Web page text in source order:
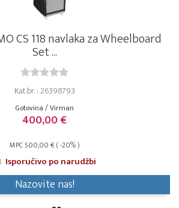
CS 118 navlaka za Wheelboard
Set ...
Kat.br. : 26398793
Gotovina / Virman
400,00 €
MPC 500,00 € ( -20% )
Isporučivo po narudžbi
Nazovite nas!